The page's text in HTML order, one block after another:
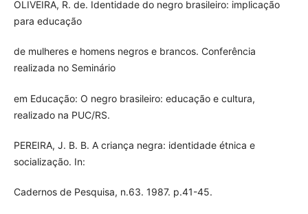
OLIVEIRA, R. de. Identidade do negro brasileiro: implicação
para educação
de mulheres e homens negros e brancos. Conferência
realizada no Seminário
em Educação: O negro brasileiro: educação e cultura,
realizado na PUC/RS.
PEREIRA, J. B. B. A criança negra: identidade étnica e
socialização. In:
Cadernos de Pesquisa, n.63. 1987. p.41-45.